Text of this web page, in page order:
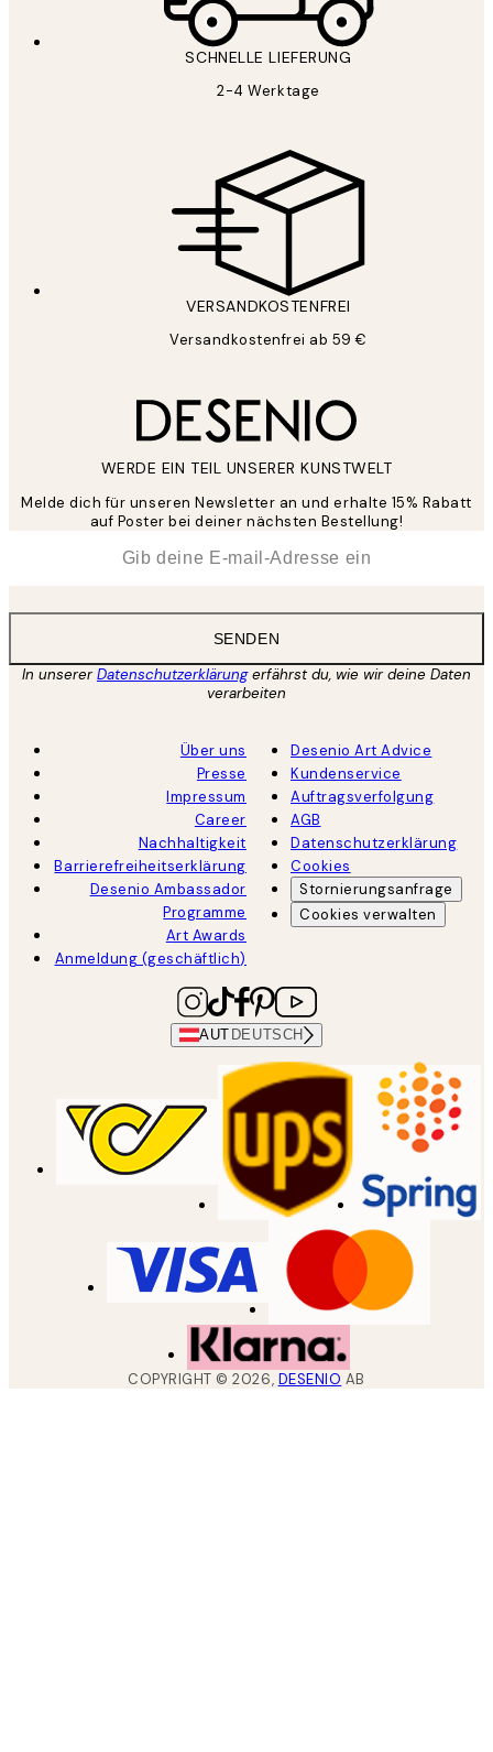
SCHNELLE LIEFERUNG
2-4 Werktage
VERSANDKOSTENFREI
Versandkostenfrei ab 59 €
WERDE EIN TEIL UNSERER KUNSTWELT
Melde dich für unseren Newsletter an und erhalte 15% Rabatt
auf Poster bei deiner nächsten Bestellung!
SENDEN
In unsererDatenschutzerklärungerfährst du, wie wir deine Daten
verarbeiten
Über uns
Presse
Impressum
Career
Nachhaltigkeit
Barrierefreiheitserklärung
Desenio Ambassador
Programme
Art Awards
Anmeldung (geschäftlich)
Desenio Art Advice
Kundenservice
Auftragsverfolgung
AGB
Datenschutzerklärung
Cookies
Stornierungsanfrage
Cookies verwalten
AUT DEUTSCH
COPYRIGHT ©2026, DESENIO AB